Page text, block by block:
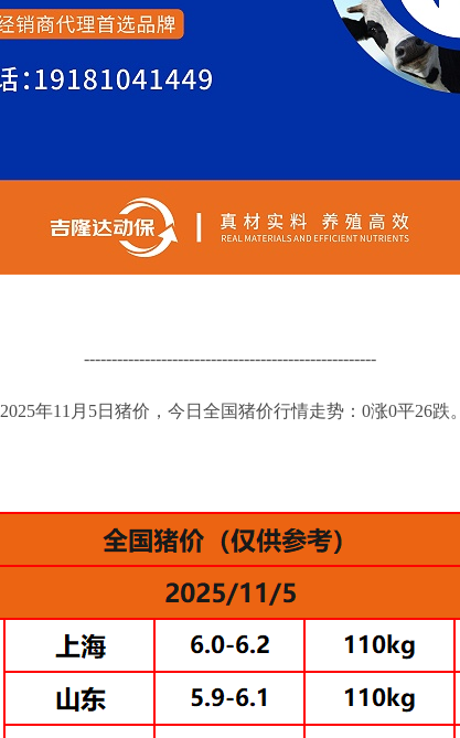
-----------------------------------------------------
2025年11月5日猪价，今日全国猪价行情走势：0涨0平26跌。